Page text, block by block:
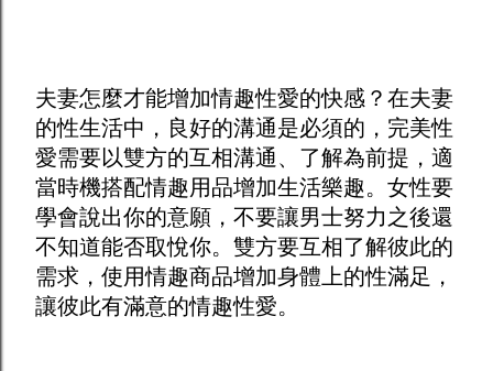
夫妻怎麼才能增加情趣性愛的快感？在夫妻
的性生活中，良好的溝通是必須的，完美性
愛需要以雙方的互相溝通、了解為前提，適
當時機搭配情趣用品增加生活樂趣。女性要
學會說出你的意願，不要讓男士努力之後還
不知道能否取悅你。雙方要互相了解彼此的
需求，使用情趣商品增加身體上的性滿足，
讓彼此有滿意的情趣性愛。